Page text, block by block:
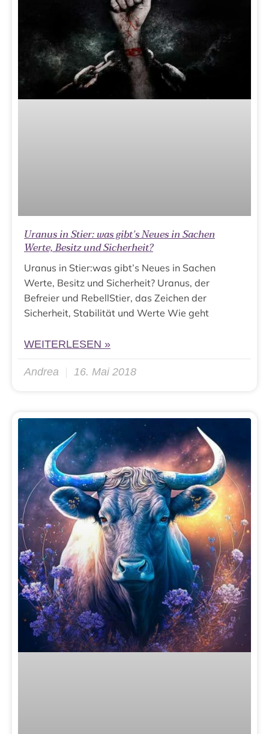
Uranus in Stier: was gibt’s Neues in Sachen
Werte, Besitz und Sicherheit?
Uranus in Stier:was gibt’s Neues in Sachen
Werte, Besitz und Sicherheit? Uranus, der
Befreier und RebellStier, das Zeichen der
Sicherheit, Stabilität und Werte Wie geht
WEITERLESEN »
Andrea 16. Mai 2018